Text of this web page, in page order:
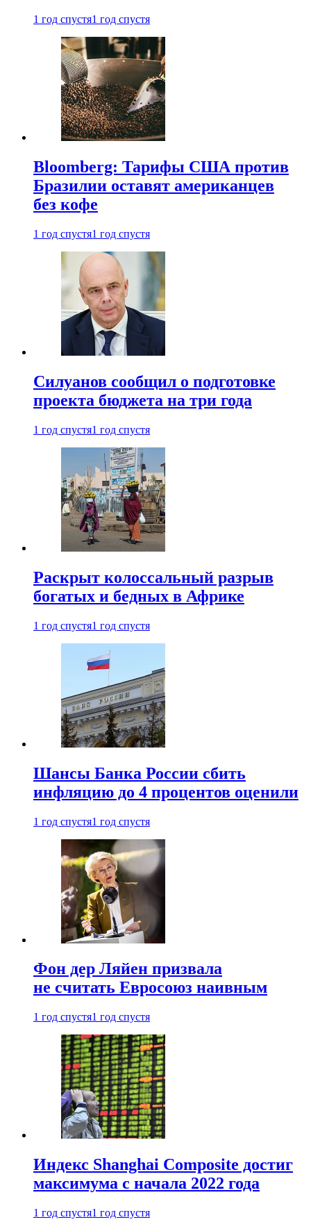
1 год спустя1 год спустя
Bloomberg: Тарифы США против
Бразилии оставят американцев
без кофе
1 год спустя1 год спустя
Силуанов сообщил о подготовке
проекта бюджета на три года
1 год спустя1 год спустя
Раскрыт колоссальный разрыв
богатых и бедных в Африке
1 год спустя1 год спустя
Шансы Банка России сбить
инфляцию до 4 процентов оценили
1 год спустя1 год спустя
Фон дер Ляйен призвала
не считать Евросоюз наивным
1 год спустя1 год спустя
Индекс Shanghai Composite достиг
максимума с начала 2022 года
1 год спустя1 год спустя